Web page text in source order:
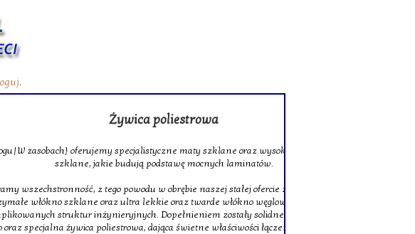
.
Żywica poliestrowa
specjalistyczne maty szklane oraz wysokiej jakości tkaniny
budują podstawę mocnych laminatów.
powodu w obrębie naszej stałej ofercie znajduje się także
ultra lekkie oraz twarde włókno węglowe, doskonałe do
Dopełnieniem zostały solidne pręty z włókna
dająca świetne właściwości łączenia. Decydując się na